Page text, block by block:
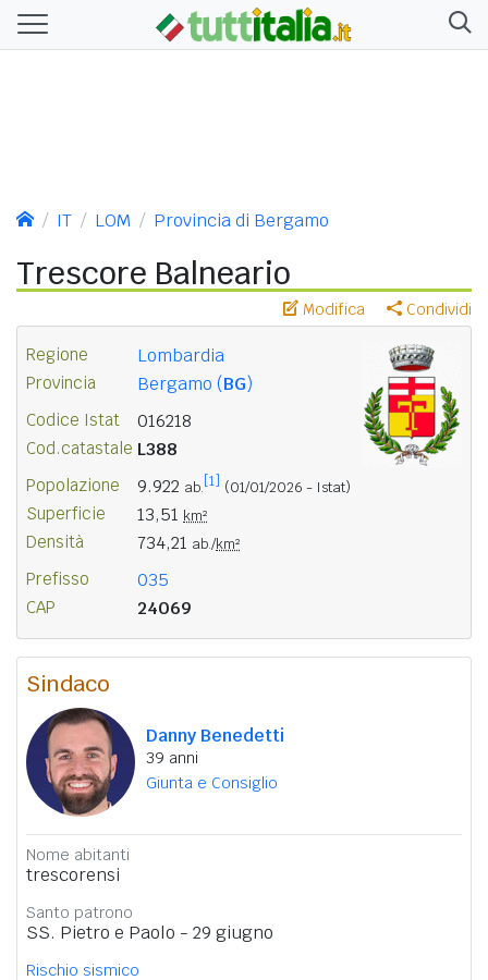
IT LOM Provincia di Bergamo
Trescore Balneario
Modifica Condividi
Regione Lombardia
Provincia Bergamo (BG)
Codice Istat 016218
Cod.catastale L388
Popolazione 9.922 ab. [1] (01/01/2026 - Istat)
Superficie 13,51 km²
Densità 734,21 ab./km²
Prefisso 035
CAP 24069
Sindaco
Danny Benedetti
39 anni
Giunta e Consiglio
Nome abitanti
trescorensi
Santo patrono
SS. Pietro e Paolo - 29 giugno
Rischio sismico